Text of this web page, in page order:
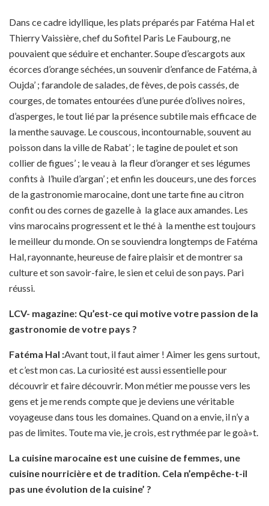
Dans ce cadre idyllique, les plats préparés par Fatéma Hal et
Thierry Vaissière, chef du Sofitel Paris Le Faubourg, ne
pouvaient que séduire et enchanter. Soupe d’escargots aux
écorces d’orange séchées, un souvenir d’enfance de Fatéma, à
Oujda’ ; farandole de salades, de fèves, de pois cassés, de
courges, de tomates entourées d’une purée d’olives noires,
d’asperges, le tout lié par la présence subtile mais efficace de
la menthe sauvage. Le couscous, incontournable, souvent au
poisson dans la ville de Rabat’ ; le tagine de poulet et son
collier de figues’ ; le veau à la fleur d’oranger et ses légumes
confits à l’huile d’argan’ ; et enfin les douceurs, une des forces
de la gastronomie marocaine, dont une tarte fine au citron
confit ou des cornes de gazelle à la glace aux amandes. Les
vins marocains progressent et le thé à la menthe est toujours
le meilleur du monde. On se souviendra longtemps de Fatéma
Hal, rayonnante, heureuse de faire plaisir et de montrer sa
culture et son savoir-faire, le sien et celui de son pays. Pari
réussi.
LCV- magazine: Qu’est-ce qui motive votre passion de la
gastronomie de votre pays ?
Fatéma Hal :Avant tout, il faut aimer ! Aimer les gens surtout,
et c’est mon cas. La curiosité est aussi essentielle pour
découvrir et faire découvrir. Mon métier me pousse vers les
gens et je me rends compte que je deviens une véritable
voyageuse dans tous les domaines. Quand on a envie, il n’y a
pas de limites. Toute ma vie, je crois, est rythmée par le goà»t.
La cuisine marocaine est une cuisine de femmes, une
cuisine nourricière et de tradition. Cela n’empêche-t-il
pas une évolution de la cuisine’ ?